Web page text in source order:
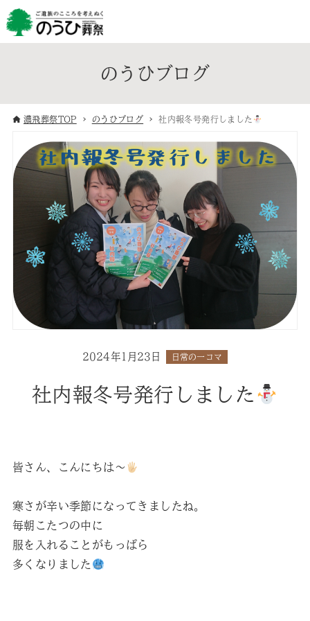
のうひブログ
濃飛葬祭TOP のうひブログ 社内報冬号発行しました
2024年1月23日 日常の一コマ
社内報冬号発行しました
皆さん、こんにちは～
寒さが辛い季節になってきましたね。
毎朝こたつの中に
服を入れることがもっぱら
多くなりました